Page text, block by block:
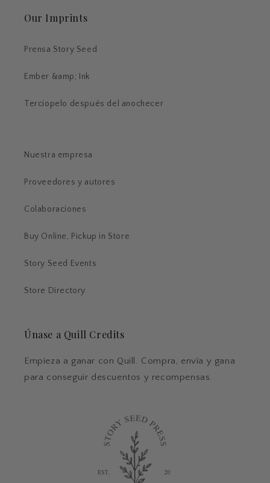
Our Imprints
Prensa Story Seed
Ember &amp; Ink
Terciopelo después del anochecer
Nuestra empresa
Proveedores y autores
Colaboraciones
Buy Online, Pickup in Store
Story Seed Events
Store Directory
Únase a Quill Credits
Empieza a ganar con Quill. Compra, envía y gana
para conseguir descuentos y recompensas.